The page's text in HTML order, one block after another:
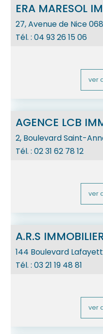
ERA MARESOL
27, Avenue de Nice
Tél. :04 93 26 15 06
ver
AGENCE LCB
2, Boulevard Saint-
Tél. :02 31 62 78 12
ver
A.R.S
144 Boulevard
Tél. :03 21 19 48 81
ver